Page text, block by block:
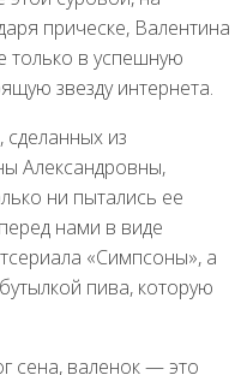
прическе, Валентина
только в успешную
звезду интернета.
из
Александровны,
ни пытались ее
нами в виде
«Симпсоны», а
пива, которую
сена, валенок — это